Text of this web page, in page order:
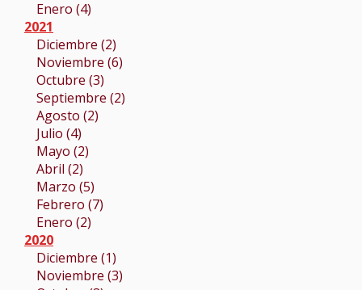
Enero (4)
2021
Diciembre (2)
Noviembre (6)
Octubre (3)
Septiembre (2)
Agosto (2)
Julio (4)
Mayo (2)
Abril (2)
Marzo (5)
Febrero (7)
Enero (2)
2020
Diciembre (1)
Noviembre (3)